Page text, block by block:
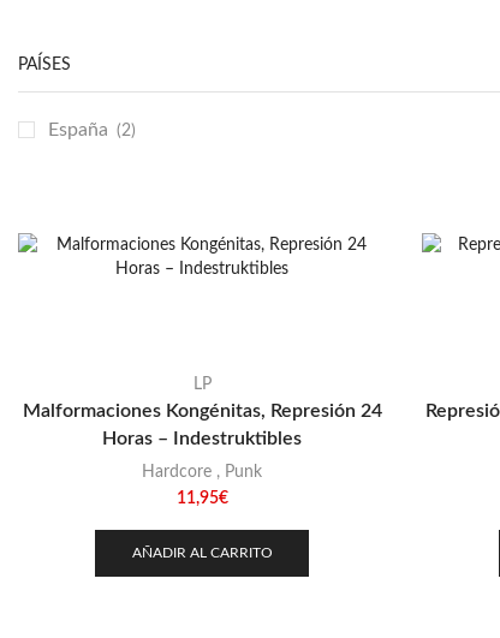
Hardcore (153)
Prog (25)
Thrash Metal (108)
PAÍSES
España (2)
LP
Malformaciones Kongénitas, Represión 24
Horas – Indestruktibles
Hardcore , Punk
11,95€
AÑADIR AL CARRITO